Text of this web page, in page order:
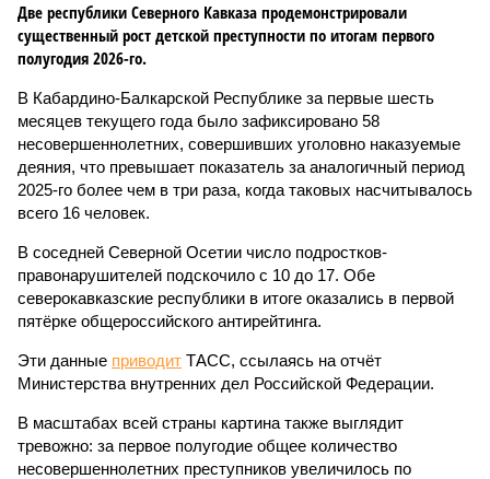
Две республики Северного Кавказа продемонстрировали
существенный рост детской преступности по итогам первого
полугодия 2026-го.
В Кабардино-Балкарской Республике за первые шесть
месяцев текущего года было зафиксировано 58
несовершеннолетних, совершивших уголовно наказуемые
деяния, что превышает показатель за аналогичный период
2025-го более чем в три раза, когда таковых насчитывалось
всего 16 человек.
В соседней Северной Осетии число подростков-
правонарушителей подскочило с 10 до 17. Обе
северокавказские республики в итоге оказались в первой
пятёрке общероссийского антирейтинга.
Эти данные приводит ТАСС, ссылаясь на отчёт
Министерства внутренних дел Российской Федерации.
В масштабах всей страны картина также выглядит
тревожно: за первое полугодие общее количество
несовершеннолетних преступников увеличилось по